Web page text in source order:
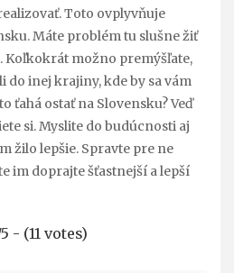
Toto ovplyvňuje
Máte problém tu slušne žiť
Koľkokrát možno premýšľate,
do inej krajiny, kde by sa vám
ťahá ostať na Slovensku? Veď
si. Myslite do budúcnosti aj
žilo lepšie. Spravte pre ne
im doprajte šťastnejší a lepší
- (11 votes)